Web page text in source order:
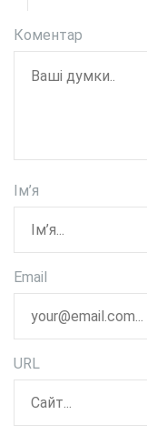
Коментар
Ім’я
Email
URL